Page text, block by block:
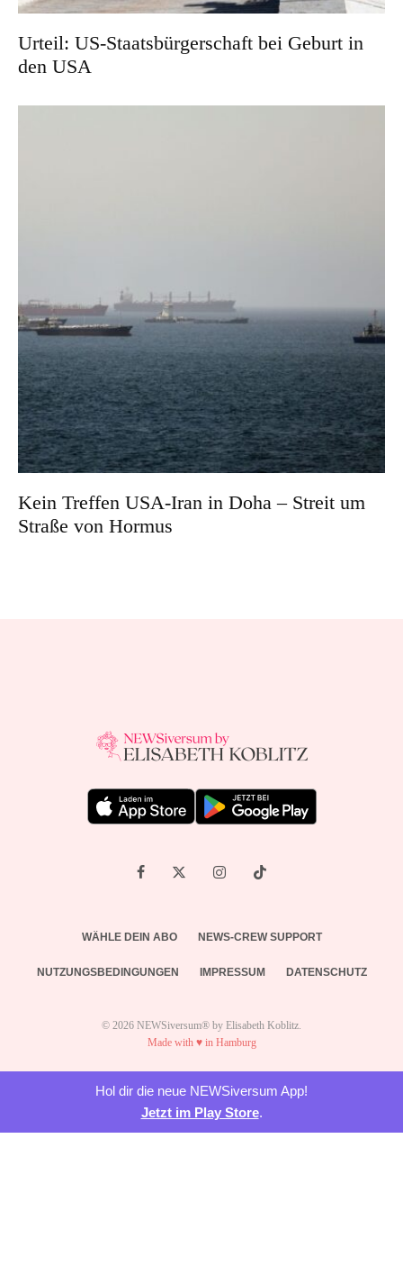
Urteil: US-Staatsbürgerschaft bei Geburt in
den USA
Kein Treffen USA-Iran in Doha – Streit um
Straße von Hormus
WÄHLE DEIN ABO NEWS-CREW SUPPORT
NUTZUNGSBEDINGUNGEN IMPRESSUM DATENSCHUTZ
© 2026 NEWSiversum® by Elisabeth Koblitz.
Made with ♥ in Hamburg
Hol dir die neue NEWSiversum App!
Jetzt im Play Store.